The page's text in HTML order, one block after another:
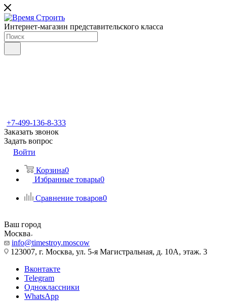
Интернет-магазин представительского класса
+7-499-136-8-333
Заказать звонок
Задать вопрос
Войти
Корзина0
Избранные товары0
Сравнение товаров0
Ваш город
Москва
info@timestroy.moscow
123007, г. Москва, ул. 5-я Магистральная, д. 10А, этаж. 3
Вконтакте
Telegram
Одноклассники
WhatsApp